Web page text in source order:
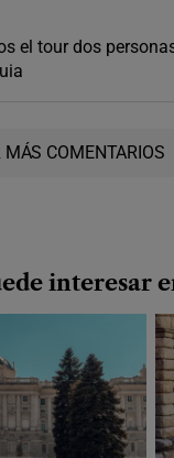
el tour dos
MÁS COMENTARIOS
interesar